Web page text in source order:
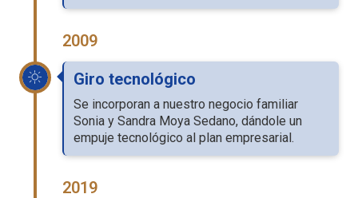
2009
Giro tecnológico
Se incorporan a nuestro negocio familiar
Sonia y Sandra Moya Sedano, dándole un
empuje tecnológico al plan empresarial.
2019